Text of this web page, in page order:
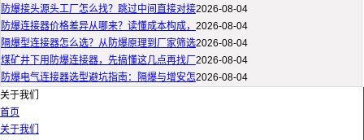
防爆接头源头工厂怎么找？跳过中间直接对接2026-08-04
防爆连接器价格差异从哪来？读懂成本构成， 2026-08-04
隔爆型连接器怎么选？从防爆原理到厂家筛选2026-08-04
煤矿井下用防爆连接器，先搞懂这几点再找厂 2026-08-04
防爆电气连接器选型避坑指南：隔爆与增安怎2026-08-04
关于我们
首页
关于我们